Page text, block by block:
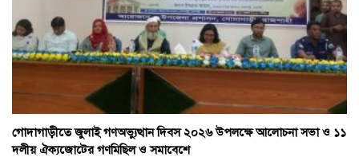
গোদাগাড়ীতে জুলাই গণঅভ্যুত্থান দিবস ২০২৬ উপলক্ষে আলোচনা সভা ও ১১
দলীয় ঐক্যজোটের গণমিছিল ও সমাবেশে